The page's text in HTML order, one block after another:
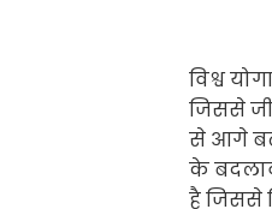
विश्व
जिससे
से आगे
के
है जिससे